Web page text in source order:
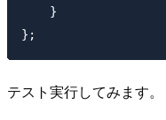
    }
テスト実行してみます。